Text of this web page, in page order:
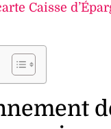
Caisse